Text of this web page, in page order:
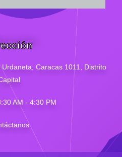
Urdaneta, Caracas 1011, Distrito
AM - 4:30 PM